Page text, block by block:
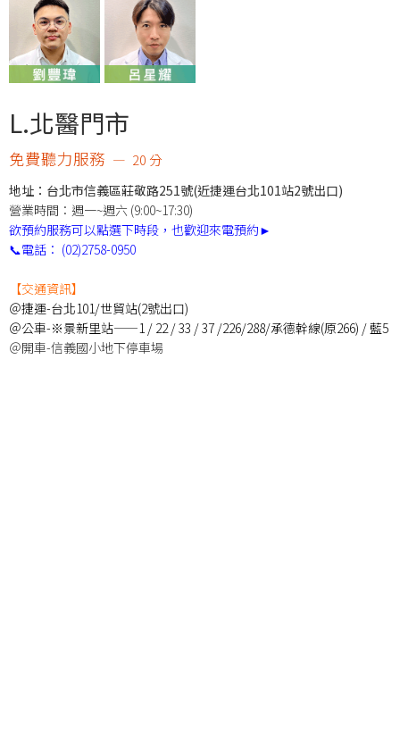
L.北醫門市
免費聽力服務 20 分
地址：台北市信義區莊敬路251號(近捷運台北101站2號出口)
營業時間：週一~週六 (9:00~17:30)
欲預約服務可以點選下時段，也歡迎來電預約►
📞電話： (02)2758-0950
【交通資訊】
＠捷運-台北101/世貿站(2號出口)
＠公車-※景新里站——1 / 22 / 33 / 37 /226/288/承德幹線(原266) / 藍5
＠開車-信義國小地下停車場